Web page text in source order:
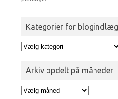
Kategorier for blogindlæg
Kategorier
Arkiv opdelt på måneder
Arkiv